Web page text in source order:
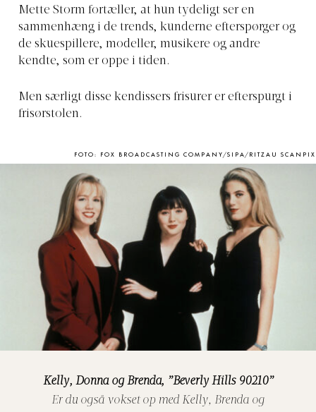
Mette Storm fortæller, at hun tydeligt ser en
sammenhæng i de trends, kunderne efterspørger og
de skuespillere, modeller, musikere og andre
kendte, som er oppe i tiden.
Men særligt disse kendissers frisurer er efterspurgt i
frisørstolen.
FOTO: FOX BROADCASTING COMPANY/SIPA/RITZAU SCANPIX
Kelly, Donna og Brenda, ”Beverly Hills 90210”
Er du også vokset op med Kelly, Brenda og